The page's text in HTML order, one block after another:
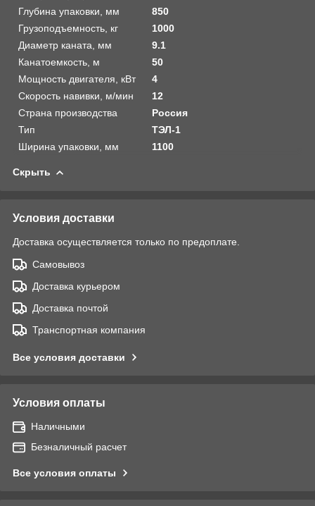
Глубина упаковки, мм
850
Грузоподъемность, кг
1000
Диаметр каната, мм
9.1
Канатоемкость, м
50
Мощность двигателя, кВт
4
Скорость навивки, м/мин
12
Страна производства
Россия
Тип
ТЭЛ-1
Ширина упаковки, мм
1100
Скрыть
Условия доставки
Доставка осуществляется только по предоплате.
Самовывоз
Доставка курьером
Доставка почтой
Транспортная компания
Все условия доставки
Условия оплаты
Наличными
Безналичный расчет
Все условия оплаты